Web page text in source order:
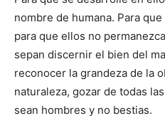
nombre de humana. Para
para que ellos no
sepan discernir el bien del
reconocer la grandeza de la
naturaleza, gozar de todas
sean hombres y no bestias.